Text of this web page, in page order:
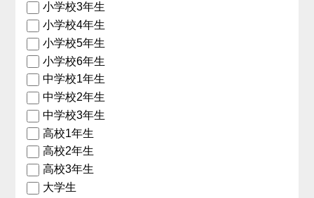
小学校3年生
小学校4年生
小学校5年生
小学校6年生
中学校1年生
中学校2年生
中学校3年生
高校1年生
高校2年生
高校3年生
大学生